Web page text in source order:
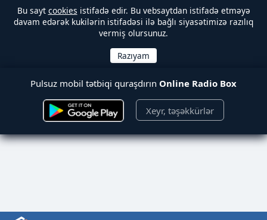
Bu sayt cookies istifadə edir. Bu vebsaytdan istifadə etməyə
davam edərək kukilərin istifadəsi ilə bağlı siyasətimizə razılıq
vermiş olursunuz.
Pulsuz mobil tətbiqi quraşdırın Online Radio Box
Xeyr, təşəkkürlər